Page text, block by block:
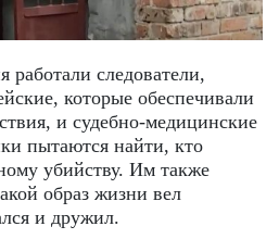
работали следователи,
которые обеспечивали
и судебно-медицинские
пытаются найти, кто
убийству. Им также
образ жизни вел
и дружил.